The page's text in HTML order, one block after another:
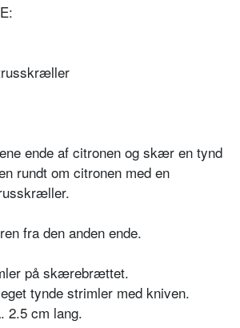
ende af citronen og skær en tynd
rundt om citronen med en
fra den anden ende.
på skærebrættet.
tynde strimler med kniven.
2.5 cm lang.